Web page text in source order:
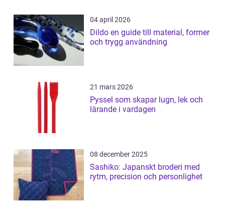
04 april 2026
Dildo en guide till material, former
och trygg användning
21 mars 2026
Pyssel som skapar lugn, lek och
lärande i vardagen
08 december 2025
Sashiko: Japanskt broderi med
rytm, precision och personlighet